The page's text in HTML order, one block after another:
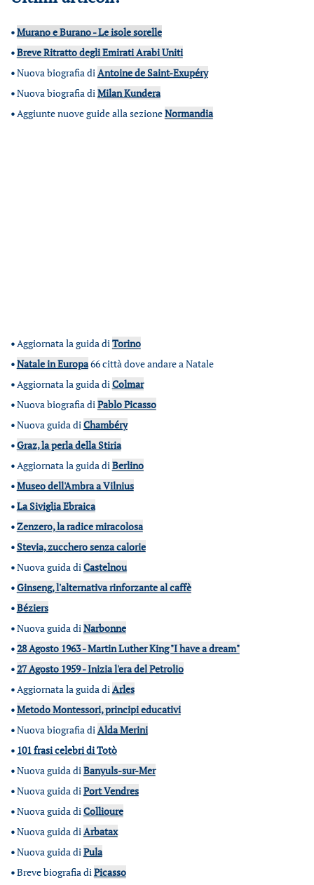
•Murano e Burano - Le isole sorelle
•Breve Ritratto degli Emirati Arabi Uniti
•Nuova biografia diAntoine de Saint-Exupéry
•Nuova biografia diMilan Kundera
•Aggiunte nuove guide alla sezioneNormandia
•Aggiornata la guida diTorino
•Natale in Europa66 città dove andare a Natale
•Aggiornata la guida diColmar
•Nuova biografia diPablo Picasso
•Nuova guida diChambéry
•Graz, la perla della Stiria
•Aggiornata la guida diBerlino
•Museo dell'Ambra a Vilnius
•La Siviglia Ebraica
•Zenzero, la radice miracolosa
•Stevia, zucchero senza calorie
•Nuova guida diCastelnou
•Ginseng, l'alternativa rinforzante al caffè
•Béziers
•Nuova guida diNarbonne
•28 Agosto 1963 - Martin Luther King "I have a dream"
•27 Agosto 1959 - Inizia l'era del Petrolio
•Aggiornata la guida diArles
•Metodo Montessori, principi educativi
•Nuova biografia diAlda Merini
• 101 frasi celebri di Totò
•Nuova guida diBanyuls-sur-Mer
•Nuova guida diPort Vendres
•Nuova guida diCollioure
•Nuova guida diArbatax
•Nuova guida diPula
•Breve biografia diPicasso